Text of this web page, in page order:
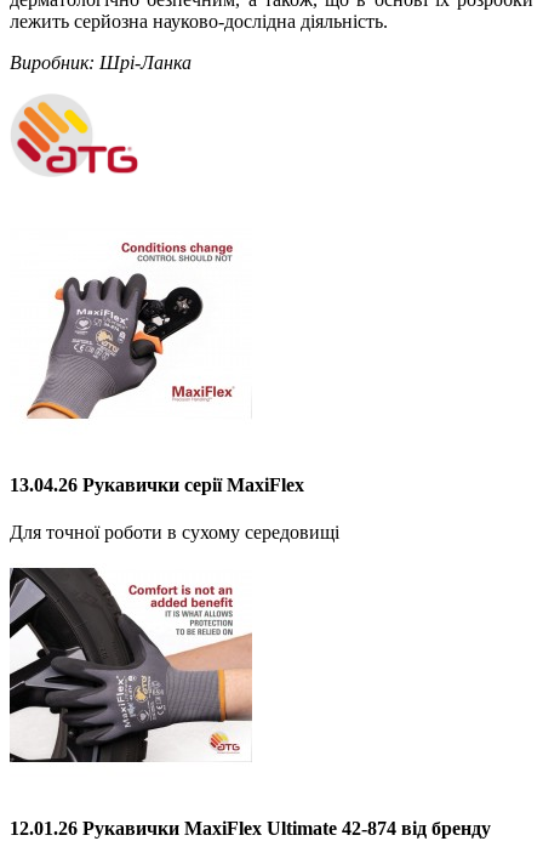
лежить серйозна науково-дослідна діяльність.
Виробник: Шрі-Ланка
13.04.26 Рукавички серії MaxiFlex
Для точної роботи в сухому середовищі
12.01.26 Рукавички MaxiFlex Ultimate 42-874 від бренду